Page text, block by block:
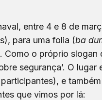
entre 4 e 8 de
para uma folia (ba
. Como o próprio slogan
segurança’. O
e
que vimos por lá: